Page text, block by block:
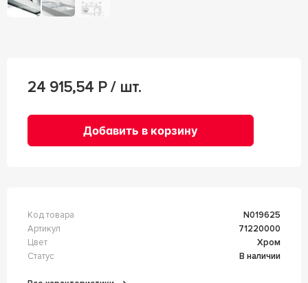
24 915,54 Р / шт.
Добавить в корзину
Код товара
n019625
Артикул
71220000
Цвет
Хром
Статус
В наличии